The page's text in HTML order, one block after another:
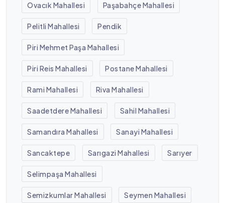
Ovacık Mahallesi Paşabahçe Mahallesi
Pelitli Mahallesi Pendik
Piri Mehmet Paşa Mahallesi
Piri Reis Mahallesi Postane Mahallesi
Rami Mahallesi Riva Mahallesi
Saadetdere Mahallesi Sahil Mahallesi
Samandıra Mahallesi Sanayi Mahallesi
Sancaktepe Sarıgazi Mahallesi Sarıyer
Selimpaşa Mahallesi
Semizkumlar Mahallesi Seymen Mahallesi